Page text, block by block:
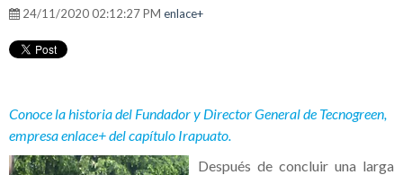
24/11/2020 02:12:27 PM enlace+
Conoce la historia del Fundador y Director General de Tecnogreen,
empresa enlace+ del capítulo Irapuato.
Después de concluir una larga